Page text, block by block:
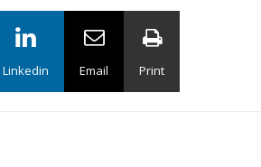
Linkedin Email Print